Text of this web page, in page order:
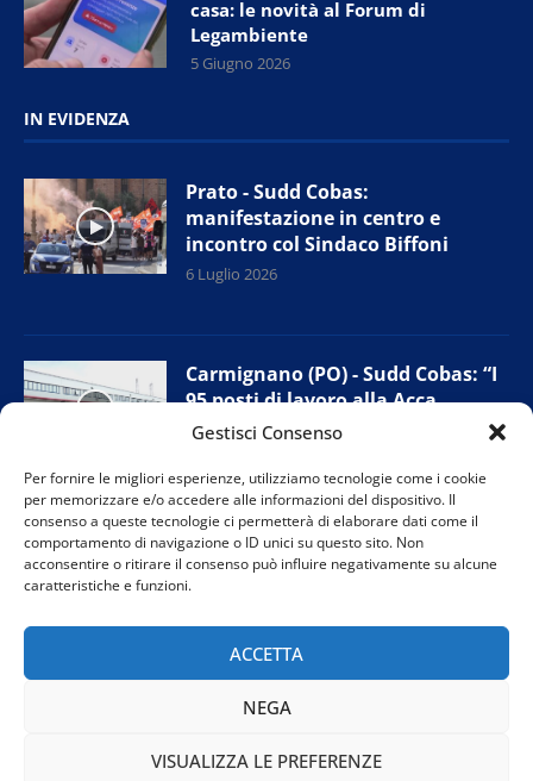
Gestisci Consenso
Per fornire le migliori esperienze, utilizziamo tecnologie come i cookie
per memorizzare e/o accedere alle informazioni del dispositivo. Il
consenso a queste tecnologie ci permetterà di elaborare dati come il
comportamento di navigazione o ID unici su questo sito. Non
acconsentire o ritirare il consenso può influire negativamente su alcune
caratteristiche e funzioni.
ACCETTA
NEGA
VISUALIZZA LE PREFERENZE
casa: le novità al Forum di
Legambiente
5 Giugno 2026
IN EVIDENZA
Prato - Sudd Cobas:
manifestazione in centro e
incontro col Sindaco Biffoni
6 Luglio 2026
Carmignano (PO) - Sudd Cobas: “I
95 posti di lavoro alla Acca
possono essere salvati”
Firenze - Precari storici musei:
presidio Sudd Cobas per